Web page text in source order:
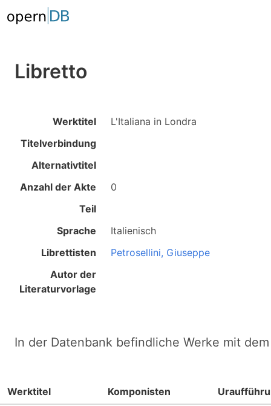
Libretto
Werktitel
L'Italiana in Londra
Titelverbindung
Alternativtitel
Anzahl der Akte
0
Teil
Sprache
Italienisch
Librettisten
Petrosellini, Giuseppe
Autor der
Literaturvorlage
In der Datenbank befindliche Werke mit
Werktitel Komponisten